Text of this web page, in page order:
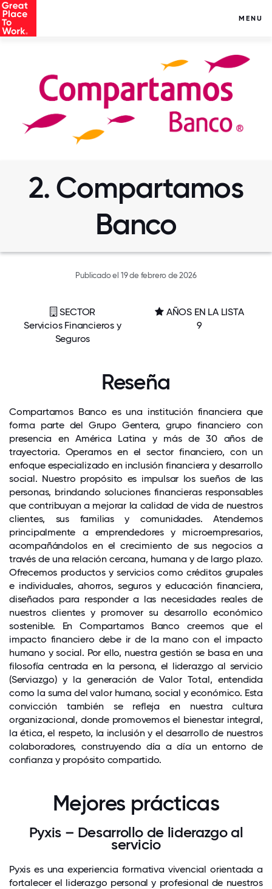
MENU
2. Compartamos
Banco
Publicado el 19 de febrero de 2026
SECTOR
Servicios Financieros y
Seguros
AÑOS EN LA LISTA
9
Reseña
Compartamos Banco es una institución financiera que
forma parte del Grupo Gentera, grupo financiero con
presencia en América Latina y más de 30 años de
trayectoria. Operamos en el sector financiero, con un
enfoque especializado en inclusión financiera y desarrollo
social. Nuestro propósito es impulsar los sueños de las
personas, brindando soluciones financieras responsables
que contribuyan a mejorar la calidad de vida de nuestros
clientes, sus familias y comunidades. Atendemos
principalmente a emprendedores y microempresarios,
acompañándolos en el crecimiento de sus negocios a
través de una relación cercana, humana y de largo plazo.
Ofrecemos productos y servicios como créditos grupales
e individuales, ahorros, seguros y educación financiera,
diseñados para responder a las necesidades reales de
nuestros clientes y promover su desarrollo económico
sostenible. En Compartamos Banco creemos que el
impacto financiero debe ir de la mano con el impacto
humano y social. Por ello, nuestra gestión se basa en una
filosofía centrada en la persona, el liderazgo al servicio
(Serviazgo) y la generación de Valor Total, entendida
como la suma del valor humano, social y económico. Esta
convicción también se refleja en nuestra cultura
organizacional, donde promovemos el bienestar integral,
la ética, el respeto, la inclusión y el desarrollo de nuestros
colaboradores, construyendo día a día un entorno de
confianza y propósito compartido.
Mejores prácticas
Pyxis – Desarrollo de liderazgo al
servicio
Pyxis es una experiencia formativa vivencial orientada a
fortalecer el liderazgo personal y profesional de nuestros